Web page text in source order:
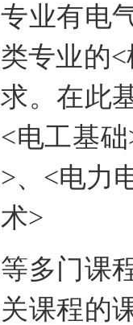
专业有电
类专业的
求。在此
<电工基
>、<电力
术>
等多门课
关课程的